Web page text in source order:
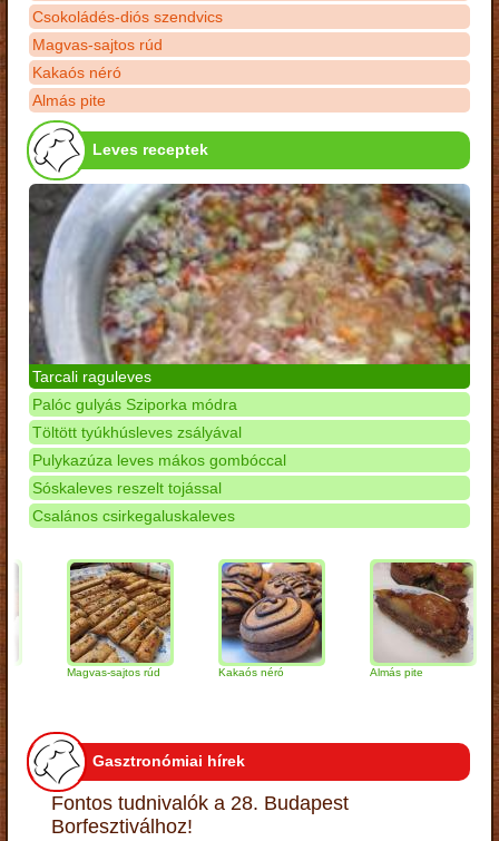
Csokoládés-diós szendvics
Magvas-sajtos rúd
Kakaós néró
Almás pite
Leves receptek
Tarcali raguleves
Palóc gulyás Sziporka módra
Töltött tyúkhúsleves zsályával
Pulykazúza leves mákos gombóccal
Sóskaleves reszelt tojással
Csalános csirkegaluskaleves
Magvas-sajtos rúd Kakaós néró Almás pite
Gasztronómiai hírek
Fontos tudnivalók a 28. Budapest
Borfesztiválhoz!